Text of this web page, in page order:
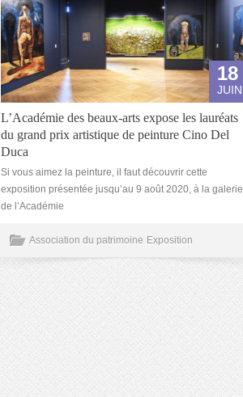
18
JUIN
L’Académie des beaux-arts expose les lauréats
du grand prix artistique de peinture Cino Del
Duca
Si vous aimez la peinture, il faut découvrir cette
exposition présentée jusqu’au 9 août 2020, à la galerie
de l’Académie
Association du patrimoine Exposition